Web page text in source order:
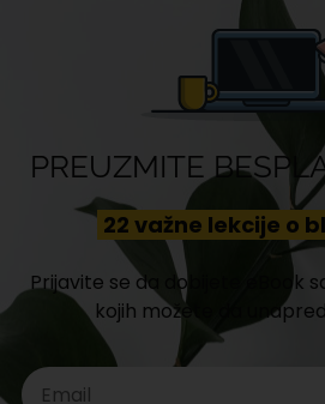
PREUZMITE
22 važne lekcije o
Prijavite se da dobijete eBook
kojih možete da